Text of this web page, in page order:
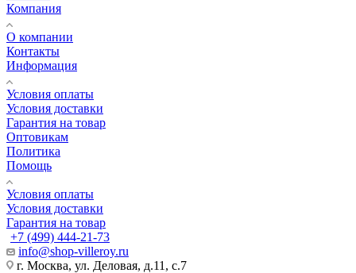
Компания
О компании
Контакты
Информация
Условия оплаты
Условия доставки
Гарантия на товар
Оптовикам
Политика
Помощь
Условия оплаты
Условия доставки
Гарантия на товар
+7 (499) 444-21-73
info@shop-villeroy.ru
г. Москва, ул. Деловая, д.11, с.7